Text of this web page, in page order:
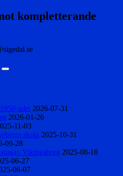
kompletterande
Sök
talet 2026-07-31
2026-01-26
11-03
skola 2025-10-31
09-28
Vikingsborg 2025-08-18
06-27
06-07